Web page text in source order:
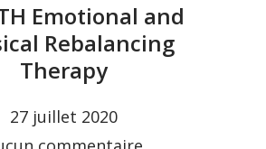
Emotional and
Rebalancing
Therapy
27 juillet 2020